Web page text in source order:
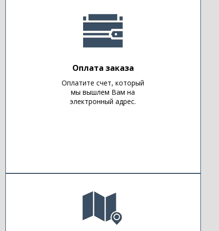
Оплата заказа
Оплатите счет, который
мы вышлем Вам на
электронный адрес.